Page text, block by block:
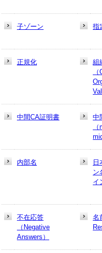
子ゾーン 指
正規化
組
中間CA証明書
中
内部名
ン
イ
不在応答
（Negative
Answers）
名